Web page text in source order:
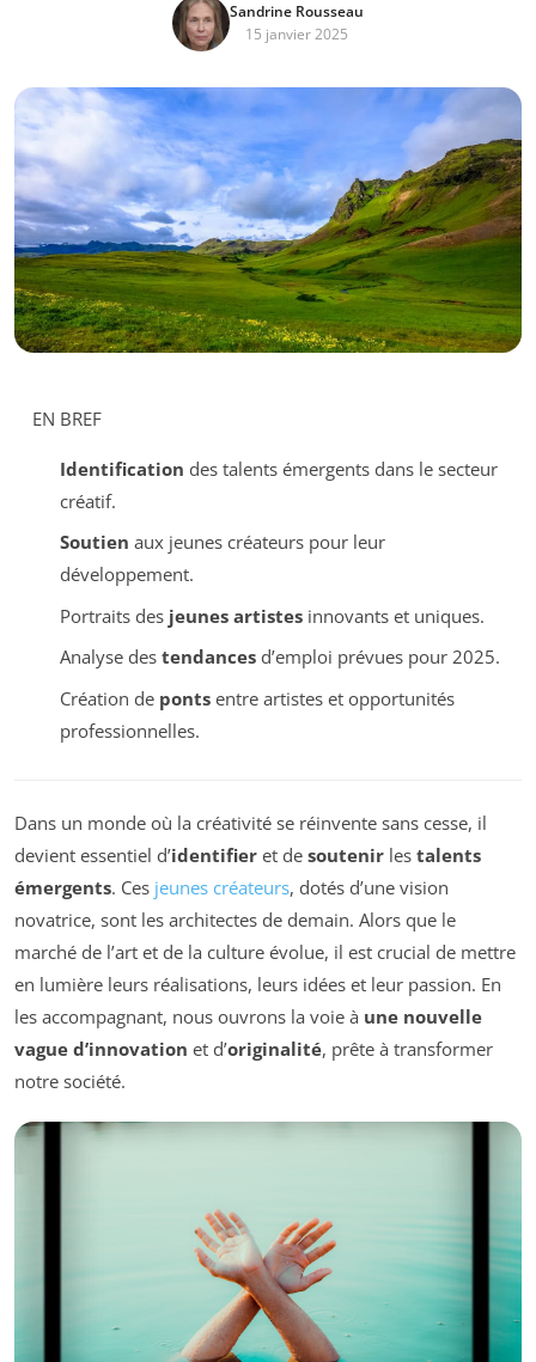
Sandrine Rousseau
15 janvier 2025
EN BREF
Identification des talents émergents dans le secteur
créatif.
Soutien aux jeunes créateurs pour leur
développement.
Portraits des jeunes artistesinnovants et uniques.
Analyse des tendancesd’emploi prévues pour 2025.
Création de pontsentre artistes et opportunités
professionnelles.
Dans un monde où la créativité se réinvente sans cesse, il
devient essentiel d’identifier et de soutenir les talents
émergents. Ces jeunes créateurs, dotés d’une vision
novatrice, sont les architectes de demain. Alors que le
marché de l’art et de la culture évolue, il est crucial de mettre
en lumière leurs réalisations, leurs idées et leur passion. En
les accompagnant, nous ouvrons la voie à une nouvelle
vague d’innovation et d’originalité, prête à transformer
notre société.